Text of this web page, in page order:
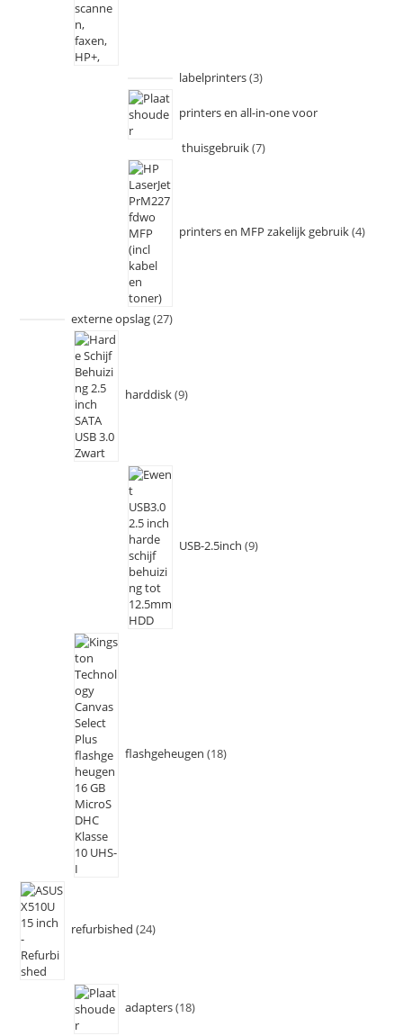
labelprinters 3
printers en all-in-one voor
thuisgebruik 7
printers en MFP zakelijk gebruik 4
externe opslag 27
harddisk 9
USB-2.5inch 9
flashgeheugen 18
refurbished 24
adapters 18